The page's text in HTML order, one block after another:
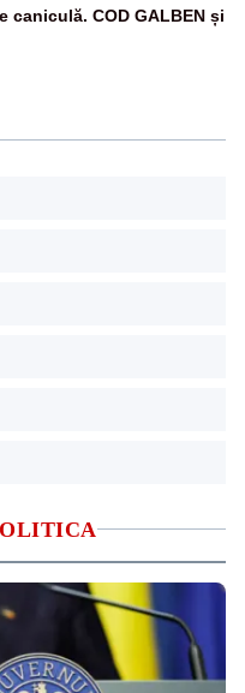
caniculă. COD GALBEN și